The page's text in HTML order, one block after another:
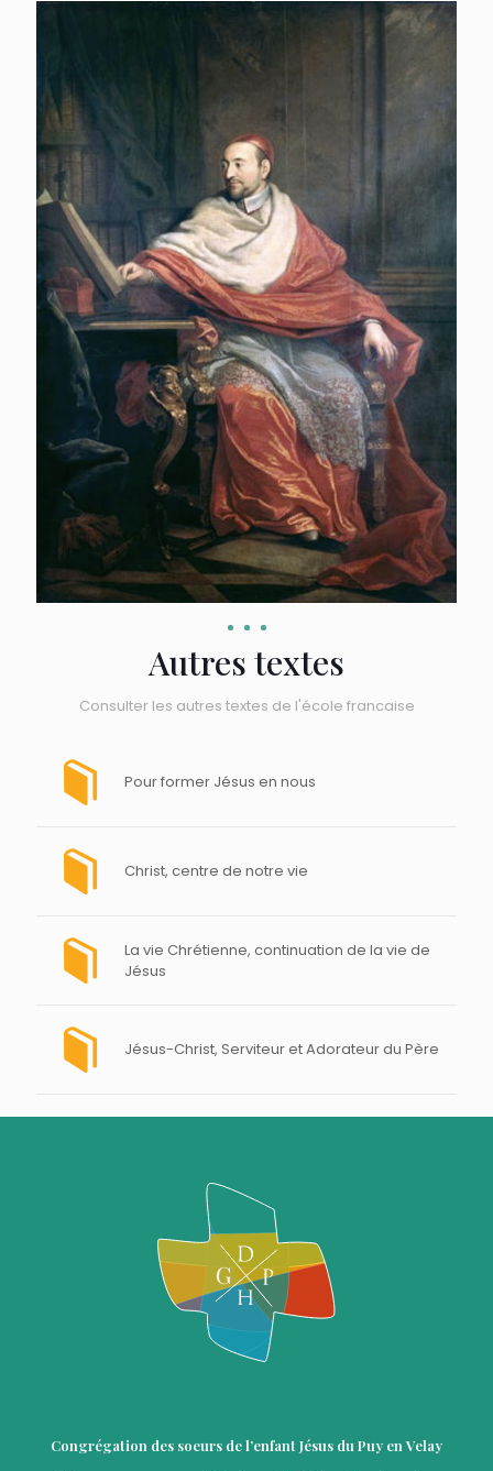
Autres textes
Consulter les autres textes de l'école francaise
Pour former Jésus en nous
Christ, centre de notre vie
La vie Chrétienne, continuation de la vie de
Jésus
Jésus-Christ, Serviteur et Adorateur du Père
Congrégation des soeurs de l’enfant Jésus du Puy en Velay